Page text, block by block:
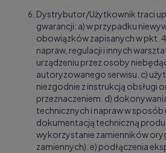
Dystrybutor/Użytkownik traci
gwarancji: a) w przypadku
obowiązków zapisanych w pkt.
napraw, regulacji i innych
urządzeniu przez osoby
autoryzowanego serwisu. c)
niezgodnie z instrukcją obsługi
przeznaczeniem. d)
technicznych i napraw w
dokumentacją techniczną
wykorzystanie zamienników
zamiennych). e) podłączenia